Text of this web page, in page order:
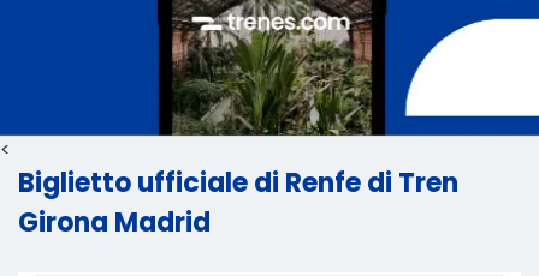
<
Biglietto ufficiale di Renfe di Tren
Girona Madrid